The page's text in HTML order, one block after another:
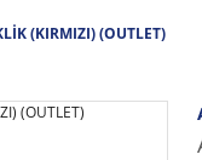
(KIRMIZI) (OUTLET)